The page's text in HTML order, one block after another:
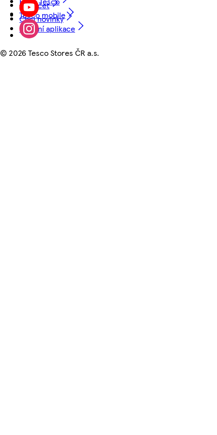
Tesco mobile
Mobilní aplikace
Můj účet
Chci novinky
© 2026 Tesco Stores ČR a.s.